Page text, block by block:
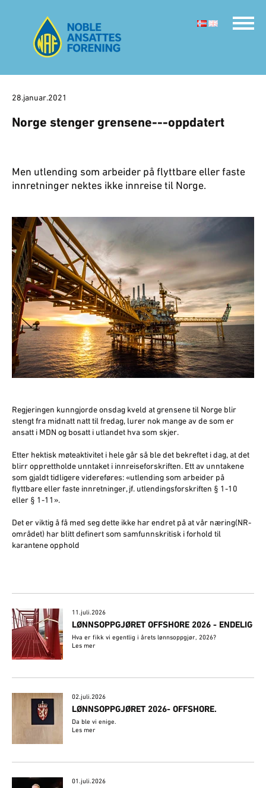
28.januar.2021
Norge stenger grensene---oppdatert
Men utlending som arbeider på flyttbare eller faste
innretninger nektes ikke innreise til Norge.
Regjeringen kunngjorde onsdag kveld at grensene til Norge blir
stengt fra midnatt natt til fredag, lurer nok mange av de som er
ansatt i MDN og bosatt i utlandet hva som skjer.
Etter hektisk møteaktivitet i hele går så ble det bekreftet i dag, at det
blirr opprettholde unntaket i innreiseforskriften. Ett av unntakene
som gjaldt tidligere videreføres: «utlending som arbeider på
flyttbare eller faste innretninger, jf. utlendingsforskriften § 1-10
eller § 1-11».
Det er viktig å få med seg dette ikke har endret på at vår næring(NR-
området) har blitt definert som samfunnskritisk i forhold til
karantene opphold
11.juli.2026
LØNNSOPPGJØRET OFFSHORE 2026 - ENDELIG
Hva er fikk vi egentlig i årets lønnsoppgjør, 2026?
Les mer
02.juli.2026
​LØNNSOPPGJØRET 2026- OFFSHORE.
Da ble vi enige.
Les mer
01.juli.2026